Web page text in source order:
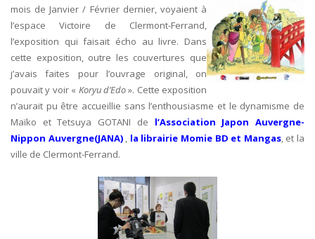
mois de Janvier / Février dernier, voyaient à
l’espace Victoire de Clermont-Ferrand,
l’exposition qui faisait écho au livre. Dans
cette exposition, outre les couvertures que
j’avais faites pour l’ouvrage original, on
pouvait y voir « Koryu d’Edo». Cette exposition
n’aurait pu être accueillie sans l’enthousiasme et le dynamisme de
Maïko et Tetsuya GOTANI de l’Association Japon Auvergne-
Nippon Auvergne(JANA)
la librairie Momie BD et Mangas, et la
ville de Clermont-Ferrand.